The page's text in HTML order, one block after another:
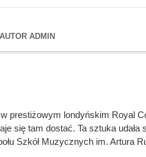
AUTOR ADMIN
prestiżowym londyńskim Royal
się tam dostać. Ta sztuka
Szkół Muzycznych im. Artura